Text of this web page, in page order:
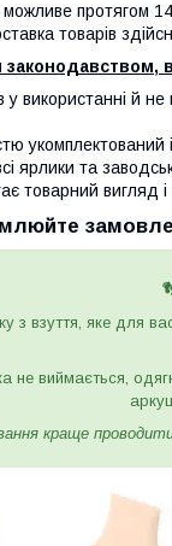
протягом 14
товарів
законодавством,
у використанні й
ярлики та
товарний вигляд і
з взуття, яке для
не виймається,
краще проводити